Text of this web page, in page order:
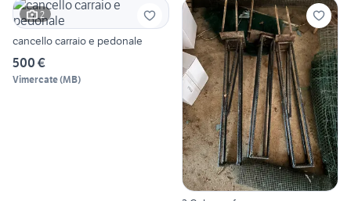
2
cancello carraio e pedonale
500 €
Vimercate(MB)